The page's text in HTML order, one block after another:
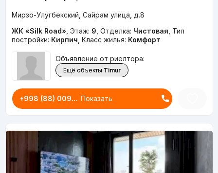
Мирзо-Улугбекский, Сайрам улица, д.8
ЖК «Silk Road» Этаж: 9 Отделка: Чистовая Тип
постройки: Кирпич Класс жилья: Комфорт
Объявление от риелтора:
Ещё объекты Timur
+998 (88) 009... Показать